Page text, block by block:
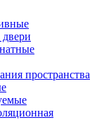
пространства